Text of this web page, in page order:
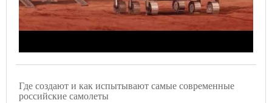
Где создают и как испытывают самые современные
российские самолеты